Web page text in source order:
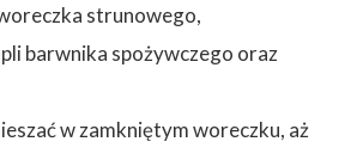
strunowego,
barwnika spożywczego oraz
w zamkniętym woreczku, aż